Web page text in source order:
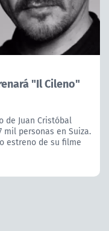
"Il Cileno"
Juan Cristóbal
personas en Suiza.
estreno de su filme